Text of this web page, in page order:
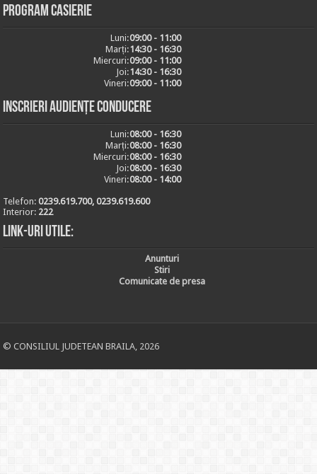
Program casierie
Luni:09:00 - 11:00
Marți:14:30 - 16:30
Miercuri:09:00 - 11:00
Joi:14:30 - 16:30
Vineri:09:00 - 11:00
Inscrieri audiențe conducere
Luni:08:00 - 16:30
Marți:08:00 - 16:30
Miercuri:08:00 - 16:30
Joi:08:00 - 16:30
Vineri:08:00 - 14:00
Telefon:0239.619.700, 0239.619.600
Interior: 222
Link-uri utile:
Anunturi
Stiri
Comunicate de presa
© CONSILIUL JUDETEAN BRAILA, 2026